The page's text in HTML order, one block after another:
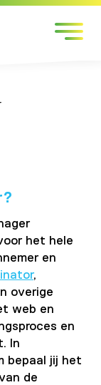
het hele
en
,
overige
web en
en
In
bepaal jij het
de